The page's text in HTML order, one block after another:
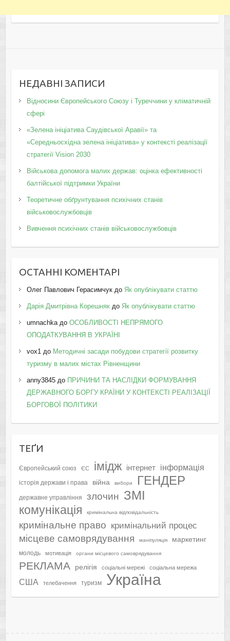
НЕДАВНІ ЗАПИСИ
Відносини Європейського Союзу і Туреччини у кліматичній
сфері
«Зелена ініціатива Саудівської Аравії» та
«Середньосхідна зелена ініціатива» у контексті реалізації
стратегії Vision 2030
Військова допомога малих держав: оцінка ефективності
балтійської підтримки України
Теоретичне обґрунтування психічних станів
військовослужбовців
Вивчення психічних станів військовослужбовців
ОСТАННІ КОМЕНТАРІ
Олег Павлович Герасимчукдо Як опублікувати статтю
Дарія Дмитрівна Корешнякдо Як опублікувати статтю
umnachkaдо ОСОБЛИВОСТІ НЕПРЯМОГО
ОПОДАТКУВАННЯ В УКРАЇНІ
vox1до Методичні засади побудови стратегії розвитку
туризму в малих містах Рівненщини
anny3845до ПРИЧИНИ ТА НАСЛІДКИ ФОРМУВАННЯ
ДЕРЖАВНОГО БОРГУ КРАЇНИ У КОНТЕКСТІ РЕАЛІЗАЦІЇ
БОРГОВОЇ ПОЛІТИКИ
ТЕҐИ
Європейський союз ЄС імідж інтернет інформація
історія держави і права війна вибори ГЕНДЕР
державне управління злочин ЗМІ
комунікація кримінальна відповідальність
кримінальне право кримінальний процес
місцеве самоврядування маніпуляція маркетинг
молодь мотивація органи місцевого самоврядування
РЕКЛАМА релігія соціальні мережі соціальна мережа
США телебачення туризм Україна